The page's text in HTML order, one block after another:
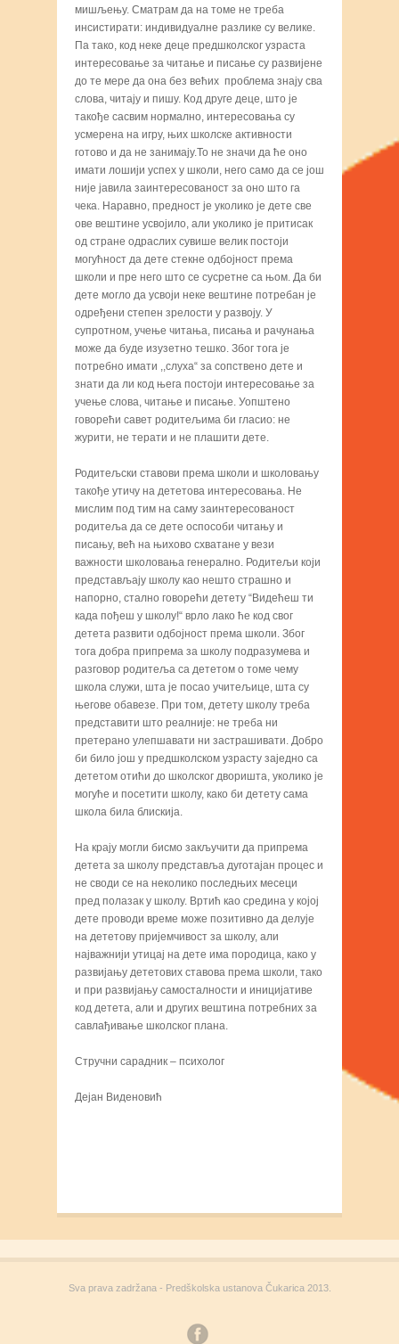
мишљењу. Сматрам да на томе не треба
инсистирати: индивидуалне разлике су велике.
Па тако, код неке деце предшколског узраста
интересовање за читање и писање су развијене
до те мере да она без већих проблема знају сва
слова, читају и пишу. Код друге деце, што је
такође сасвим нормално, интересовања су
усмерена на игру, њих школске активности
готово и да не занимају.То не значи да ће оно
имати лошији успех у школи, него само да се још
није јавила заинтересованост за оно што га
чека. Наравно, предност је уколико је дете све
ове вештине усвојило, али уколико је притисак
од стране одраслих сувише велик постоји
могућност да дете стекне одбојност према
школи и пре него што се сусретне са њом. Да би
дете могло да усвоји неке вештине потребан је
одређени степен зрелости у развоју. У
супротном, учење читања, писања и рачунања
може да буде изузетно тешко. Због тога је
потребно имати ,,слуха“ за сопствено дете и
знати да ли код њега постоји интересовање за
учење слова, читање и писање. Уопштено
говорећи савет родитељима би гласио: не
журити, не терати и не плашити дете.
Родитељски ставови према школи и школовању
такође утичу на дететова интересовања. Не
мислим под тим на саму заинтересованост
родитеља да се дете оспособи читању и
писању, већ на њихово схватане у вези
важности школовања генерално. Родитељи који
представљају школу као нешто страшно и
напорно, стално говорећи детету “Видећеш ти
када пођеш у школу!“ врло лако ће код свог
детета развити одбојност према школи. Због
тога добра припрема за школу подразумева и
разговор родитеља са дететом о томе чему
школа служи, шта је посао учитељице, шта су
његове обавезе. При том, детету школу треба
представити што реалније: не треба ни
претерано улепшавати ни застрашивати. Добро
би било још у предшколском узрасту заједно са
дететом отићи до школског дворишта, уколико је
могуће и посетити школу, како би детету сама
школа била блискија.
На крају могли бисмо закључити да припрема
детета за школу представља дуготајан процес и
не своди се на неколико последњих месеци
пред полазак у школу. Вртић као средина у којој
дете проводи време може позитивно да делује
на дететову пријемчивост за школу, али
најважнији утицај на дете има породица, како у
развијању дететових ставова према школи, тако
и при развијању самосталности и иницијативе
код детета, али и других вештина потребних за
савлађивање школског плана.
Стручни сарадник – психолог
Дејан Виденовић
Sva prava zadržana - Predškolska ustanova Čukarica 2013.